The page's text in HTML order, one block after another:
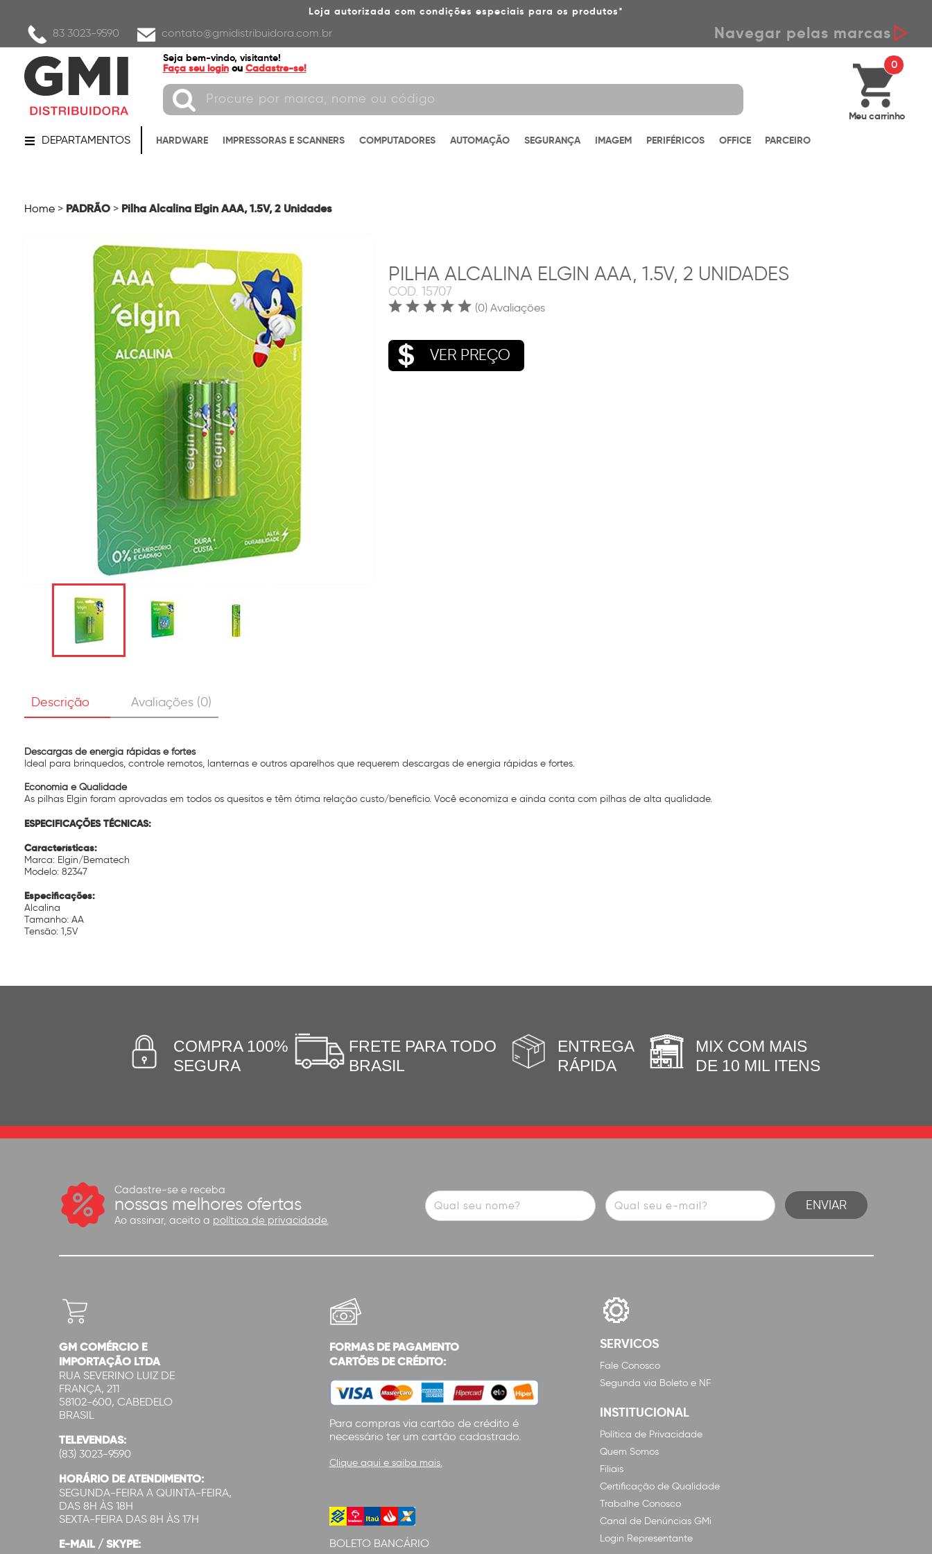
Loja autorizada com condições especiais para os produtos*
83 3023-9590 contato@gmidistribuidora.com.br Navegar pelas marcas
Seja bem-vindo, visitante!
Faça seu login ou Cadastre-se! 0
Meu carrinho
DEPARTAMENTOS HARDWARE IMPRESSORAS E SCANNERS COMPUTADORES AUTOMAÇÃO SEGURANÇA IMAGEM PERIFÉRICOS OFFICE PARCEIRO
Home > PADRÃO > Pilha Alcalina Elgin AAA, 1.5V, 2 Unidades
PILHA ALCALINA ELGIN AAA, 1.5V, 2 UNIDADES
COD. 15707
(0) Avaliações
VER PREÇO
Descrição Avaliações (0)
Descargas de energia rápidas e fortes
Ideal para brinquedos, controle remotos, lanternas e outros aparelhos que requerem descargas de energia rápidas e fortes.
Economia e Qualidade
As pilhas Elgin foram aprovadas em todos os quesitos e têm ótima relação custo/benefício. Você economiza e ainda conta com pilhas de alta qualidade.
ESPECIFICAÇÕES TÉCNICAS:
Características:
Marca: Elgin/Bematech
Modelo: 82347
Especificações:
Alcalina
Tamanho: AA
Tensão: 1,5V
COMPRA 100%
SEGURA
FRETE PARA TODO
BRASIL
ENTREGA
RÁPIDA
MIX COM MAIS
DE 10 MIL ITENS
Cadastre-se e receba
nossas melhores ofertas
Ao assinar, aceito a política de privacidade.
GM COMÉRCIO E
IMPORTAÇÃO LTDA
RUA SEVERINO LUIZ DE
FRANÇA, 211
58102-600, CABEDELO
BRASIL
TELEVENDAS:
(83) 3023-9590
HORÁRIO DE ATENDIMENTO:
SEGUNDA-FEIRA A QUINTA-FEIRA,
DAS 8H ÀS 18H
SEXTA-FEIRA DAS 8H ÀS 17H
E-MAIL / SKYPE:
FORMAS DE PAGAMENTO
CARTÕES DE CRÉDITO:
Para compras via cartão de crédito é
necessário ter um cartão cadastrado.
Clique aqui e saiba mais.
BOLETO BANCÁRIO
SERVICOS
Fale Conosco
Segunda via Boleto e NF
INSTITUCIONAL
Política de Privacidade
Quem Somos
Filiais
Certificação de Qualidade
Trabalhe Conosco
Canal de Denúncias GMi
Login Representante